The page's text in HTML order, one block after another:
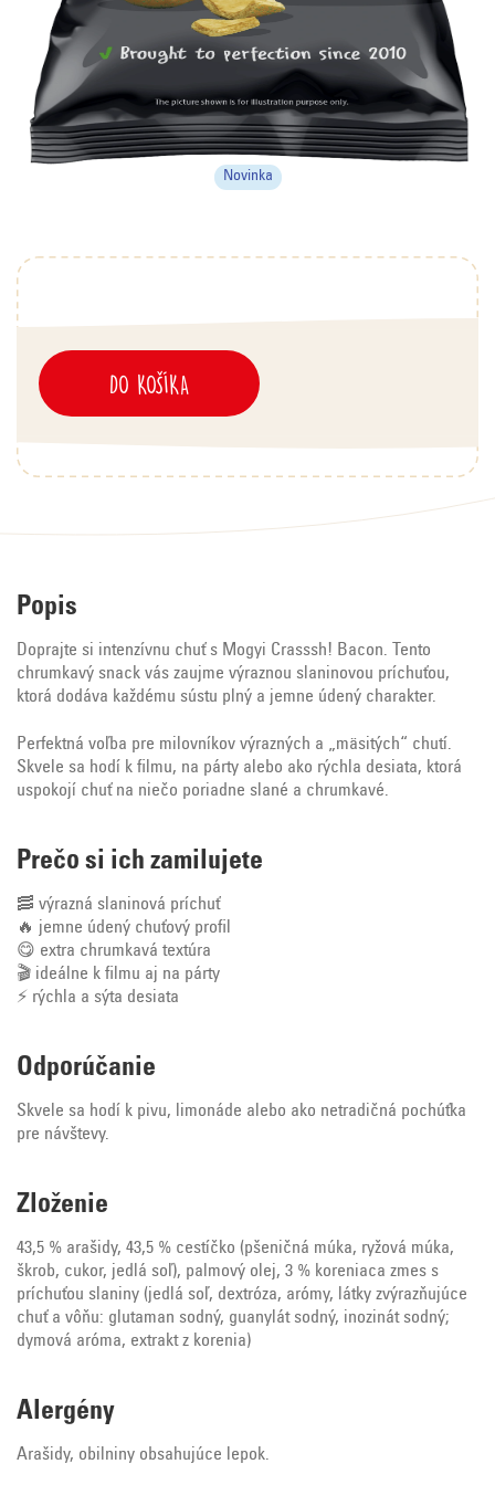
DO KOŠÍKA
Novinka
Popis
Doprajte si intenzívnu chuť s Mogyi Crasssh! Bacon. Tento
chrumkavý snack vás zaujme výraznou slaninovou príchuťou,
ktorá dodáva každému sústu plný a jemne údený charakter.
Perfektná voľba pre milovníkov výrazných a „mäsitých“ chutí.
Skvele sa hodí k filmu, na párty alebo ako rýchla desiata, ktorá
uspokojí chuť na niečo poriadne slané a chrumkavé.
Prečo si ich zamilujete
🥓 výrazná slaninová príchuť
🔥 jemne údený chuťový profil
😋 extra chrumkavá textúra
🎬 ideálne k filmu aj na párty
⚡ rýchla a sýta desiata
Odporúčanie
Skvele sa hodí k pivu, limonáde alebo ako netradičná pochúťka
pre návštevy.
Zloženie
43,5 % arašidy, 43,5 % cestíčko (pšeničná múka, ryžová múka,
škrob, cukor, jedlá soľ), palmový olej, 3 % koreniaca zmes s
príchuťou slaniny (jedlá soľ, dextróza, arómy, látky zvýrazňujúce
chuť a vôňu: glutaman sodný, guanylát sodný, inozinát sodný;
dymová aróma, extrakt z korenia)
Alergény
Arašidy, obilniny obsahujúce lepok.